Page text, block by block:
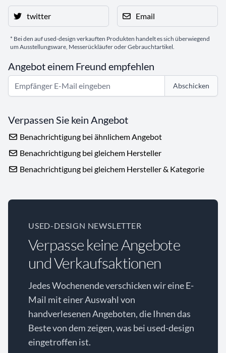
twitter Email
* Bei den auf used-design verkauften Produkten handelt es sich überwiegend
um Ausstellungsware, Messerückläufer oder Gebrauchtartikel.
Angebot einem Freund empfehlen
Abschicken
Verpassen Sie kein Angebot
Benachrichtigung bei ähnlichem Angebot
Benachrichtigung bei gleichem Hersteller
Benachrichtigung bei gleichem Hersteller & Kategorie
USED-DESIGN NEWSLETTER
Verpasse keine Angebote
und Verkaufsaktionen
Jedes Wochenende verschicken wir eine E-
Mail mit einer Auswahl von
handverlesenen Angeboten, die Ihnen das
Beste von dem zeigen, was bei used-design
eingetroffen ist.